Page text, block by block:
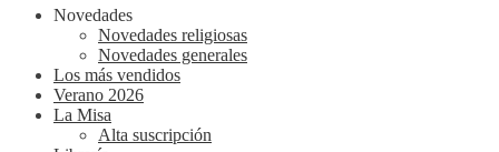
Novedades
Novedades religiosas
Novedades generales
Los más vendidos
Verano 2026
La Misa
Alta suscripción